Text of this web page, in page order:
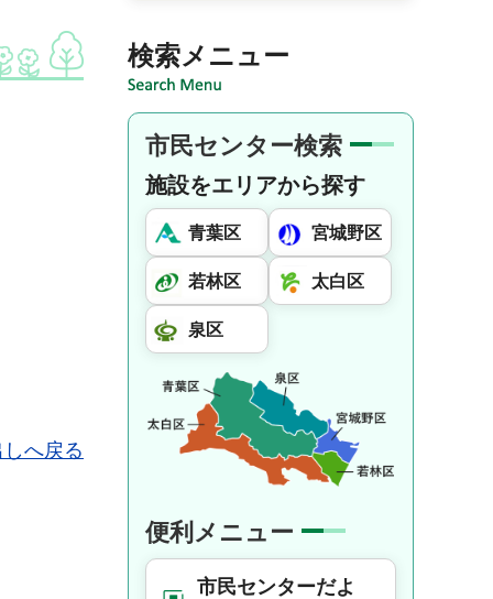
へ戻る
検索メニュー
市民センター検索
施設をエリアから探す
青葉区 宮城野区
若林区 太白区
泉区
便利メニュー
市民センターだよ